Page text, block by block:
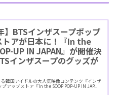
】BTSインザスープポップ
トアが日本に！『In the
UP IN JAPAN』が開催決
インザスープのグッズが
る韓国アイドルの大人気映像コンテンツ『インザ
アップストア『In the SOOP POP-UP IN JAP...